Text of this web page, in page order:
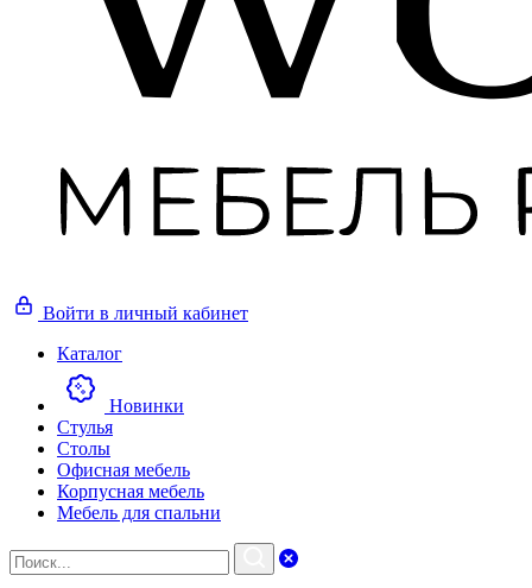
Войти в личный кабинет
Каталог
Новинки
Стулья
Столы
Офисная мебель
Корпусная мебель
Мебель для спальни